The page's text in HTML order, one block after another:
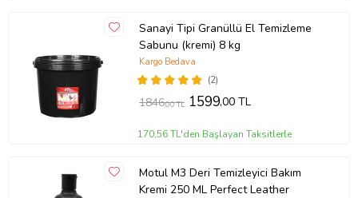
Sanayi Tipi Granüllü El Temizleme
Sabunu (kremi) 8 kg
(2)
Kargo Bedava
1846,00 TL 1599,00 TL
170,56 TL'den Başlayan Taksitlerle
Motul M3 Deri Temizleyici Bakım
Kremi 250 ML Perfect Leather